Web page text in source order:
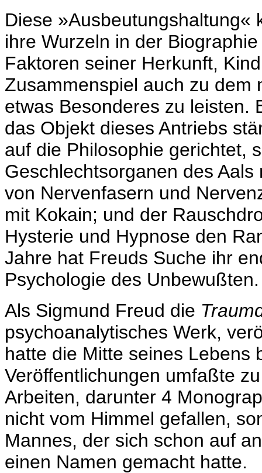
Diese »Ausbeutungshaltung«
ihre Wurzeln in der
Faktoren seiner Herkunft,
Zusammenspiel auch zu dem
etwas Besonderes zu leisten.
das Objekt dieses Antriebs
auf die Philosophie gerichtet,
Geschlechtsorganen des
von Nervenfasern und
mit Kokain; und der
Hysterie und Hypnose den
Jahre hat Freuds Suche ihr
Psychologie des Unbewußten.
Als Sigmund Freud die
psychoanalytisches Werk,
hatte die Mitte seines Lebens
Veröffentlichungen umfaßte
Arbeiten, darunter 4
nicht vom Himmel gefallen,
Mannes, der sich schon auf
einen Namen gemacht hatte.